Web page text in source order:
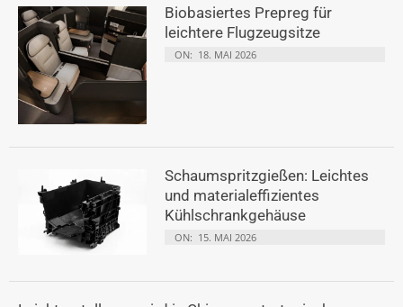
Biobasiertes Prepreg für
leichtere Flugzeugsitze
ON: 18. MAI 2026
Schaumspritzgießen: Leichtes
und materialeffizientes
Kühlschrankgehäuse
ON: 15. MAI 2026